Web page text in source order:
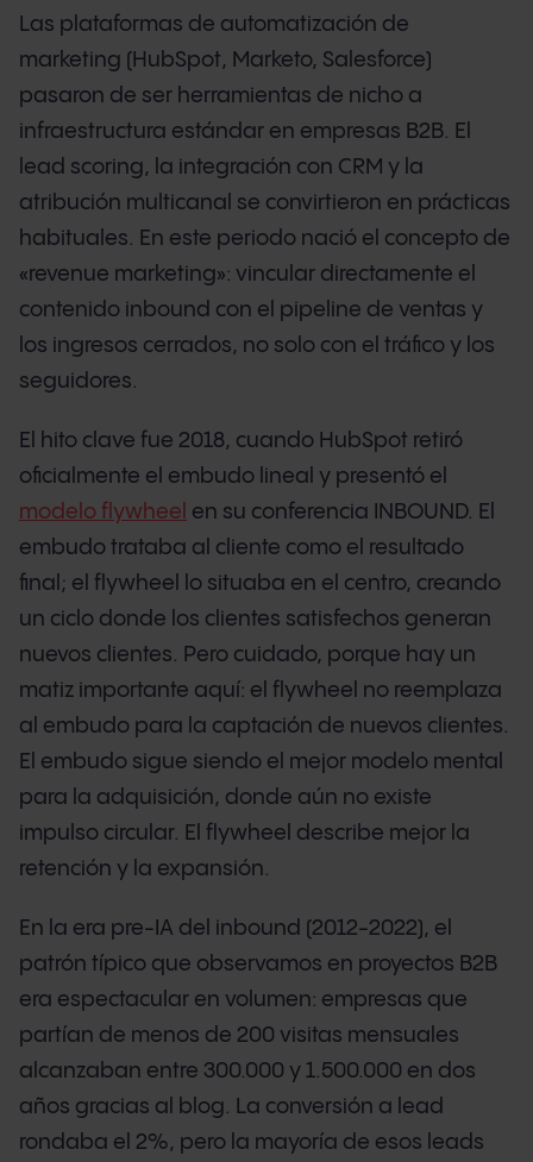
Las plataformas de automatización de
marketing (HubSpot, Marketo, Salesforce)
pasaron de ser herramientas de nicho a
infraestructura estándar en empresas B2B. El
lead scoring, la integración con CRM y la
atribución multicanal se convirtieron en prácticas
habituales. En este periodo nació el concepto de
«revenue marketing»: vincular directamente el
contenido inbound con el pipeline de ventas y
los ingresos cerrados, no solo con el tráfico y los
seguidores.
El hito clave fue 2018, cuando HubSpot retiró
oficialmente el embudo lineal y presentó el
modelo flywheel en su conferencia INBOUND. El
embudo trataba al cliente como el resultado
final; el flywheel lo situaba en el centro, creando
un ciclo donde los clientes satisfechos generan
nuevos clientes. Pero cuidado, porque hay un
matiz importante aquí: el flywheel no reemplaza
al embudo para la captación de nuevos clientes.
El embudo sigue siendo el mejor modelo mental
para la adquisición, donde aún no existe
impulso circular. El flywheel describe mejor la
retención y la expansión.
En la era pre-IA del inbound (2012-2022), el
patrón típico que observamos en proyectos B2B
era espectacular en volumen: empresas que
partían de menos de 200 visitas mensuales
alcanzaban entre 300.000 y 1.500.000 en dos
años gracias al blog. La conversión a lead
rondaba el 2%, pero la mayoría de esos leads